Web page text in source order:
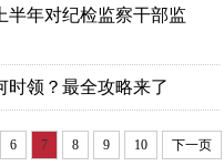
半年对纪检监察干部监
时领？最全攻略来了
6 7 8 9 10 下一页